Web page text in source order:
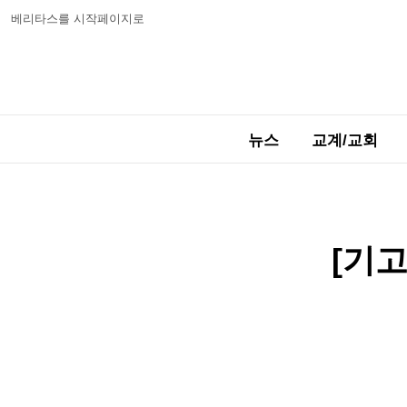
베리타스를 시작페이지로
뉴스 교계/교회
[기